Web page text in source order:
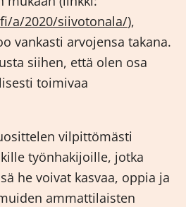
a/2020/siivotonala/),
vankasti arvojensa takana.
siihen, että olen osa
toimivaa
vilpittömästi
työnhakijoille, jotka
he voivat kasvaa, oppia ja
ammattilaisten